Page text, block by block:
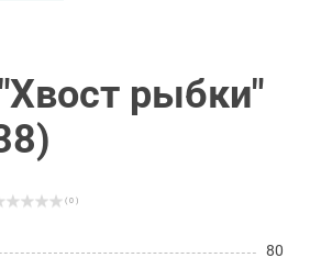
рыбки"
( 0 )
80